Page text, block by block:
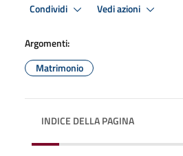
Condividi Vedi azioni
Argomenti:
Matrimonio
INDICE DELLA PAGINA